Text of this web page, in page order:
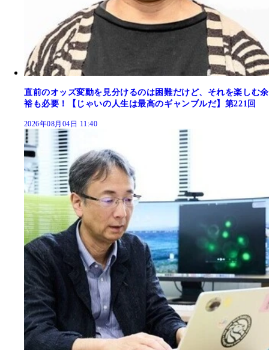
直前のオッズ変動を見分けるのは困難だけど、それを楽しむ余
裕も必要！【じゃいの人生は最高のギャンブルだ】第221回
2026年08月04日 11:40